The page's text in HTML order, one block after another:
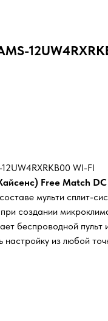
WI-FI
Free Match
мульти сплит-
создании
беспроводной пульт
из любой